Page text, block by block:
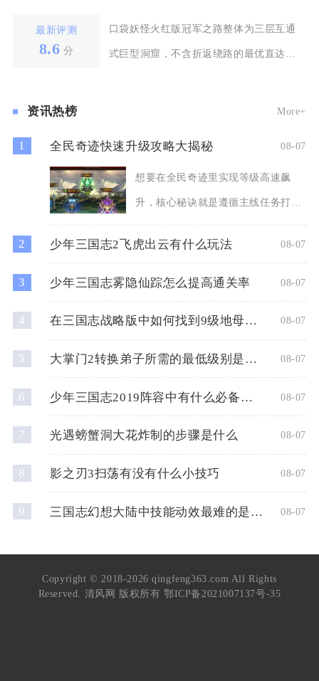
最新评测
8.6 分
口袋妖怪火红版冠军之路整体为三层互通
式巨型洞窟，不含折返绕路的最优直达路
资讯热榜 More+
1 全民奇迹快速升级攻略大揭秘 08-07
想要在全民奇迹里实现等级高速飙
升，核心秘诀就是遵循主线任务打
底、高收益副本优先、多倍道具集
2 少年三国志2飞虎出云有什么玩法 08-07
3 少年三国志雾隐仙踪怎么提高通关率 08-07
4 在三国志战略版中如何找到9级地母的位置 08-07
5 大掌门2转换弟子所需的最低级别是多少 08-07
6 少年三国志2019阵容中有什么必备的平民角色 08-07
7 光遇螃蟹洞大花炸制的步骤是什么 08-07
8 影之刃3扫荡有没有什么小技巧 08-07
9 三国志幻想大陆中技能动效最难的是什么 08-07
Copyright © 2018-2026 qingfeng363.com All Rights
Reserved. 清风网 版权所有 鄂ICP备2021007137号-35